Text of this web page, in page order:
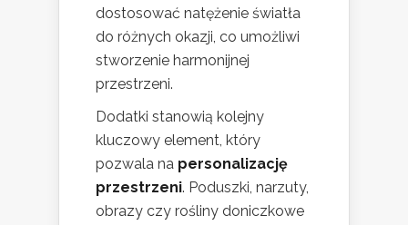
dostosować natężenie światła
do różnych okazji, co umożliwi
stworzenie harmonijnej
przestrzeni.
Dodatki stanowią kolejny
kluczowy element, który
pozwala na personalizację
przestrzeni. Poduszki, narzuty,
obrazy czy rośliny doniczkowe